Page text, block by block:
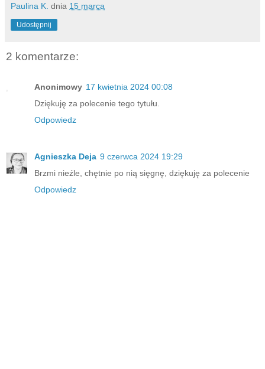
Paulina K. dnia 15 marca
Udostępnij
2 komentarze:
Anonimowy 17 kwietnia 2024 00:08
Dziękuję za polecenie tego tytułu.
Odpowiedz
Agnieszka Deja 9 czerwca 2024 19:29
Brzmi nieźle, chętnie po nią sięgnę, dziękuję za polecenie
Odpowiedz